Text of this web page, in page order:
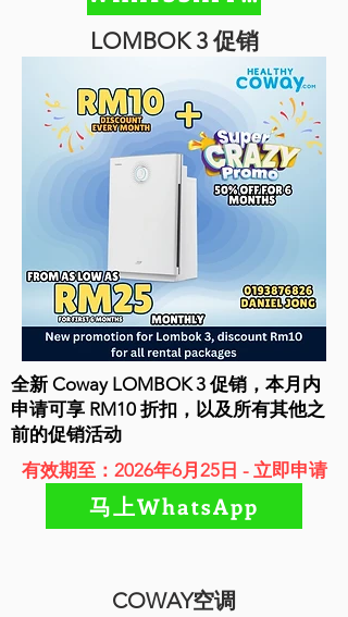
LOMBOK 3 促销
全新 Coway LOMBOK 3 促销，本月内
申请可享 RM10 折扣，以及所有其他之
前的促销活动
有效期至：2026年6月25日 - 立即申请
马上WhatsApp
COWAY空调